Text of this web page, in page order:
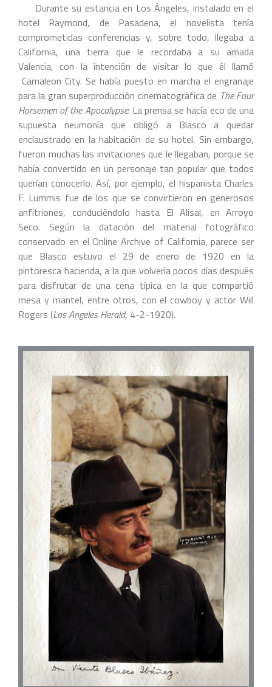
Durante su estancia en Los Ángeles, instalado en el
hotel Raymond, de Pasadena, el novelista tenía
comprometidas conferencias y, sobre todo, llegaba a
California, una tierra que le recordaba a su amada
Valencia, con la intención de visitar lo que él llamó
Camaleon City. Se había puesto en marcha el engranaje
para la gran superproducción cinematográfica de The Four
Horsemen of the Apocalypse. La prensa se hacía eco de una
supuesta neumonía que obligó a Blasco a quedar
enclaustrado en la habitación de su hotel. Sin embargo,
fueron muchas las invitaciones que le llegaban, porque se
había convertido en un personaje tan popular que todos
querían conocerlo. Así, por ejemplo, el hispanista Charles
F. Lummis fue de los que se convirtieron en generosos
anfitriones, conduciéndolo hasta El Alisal, en Arroyo
Seco. Según la datación del material fotográfico
conservado en el Online Archive of California, parece ser
que Blasco estuvo el 29 de enero de 1920 en la
pintoresca hacienda, a la que volvería pocos días después
para disfrutar de una cena típica en la que compartió
mesa y mantel, entre otros, con el cowboy y actor Will
Rogers (Los Angeles Herald, 4-2-1920).